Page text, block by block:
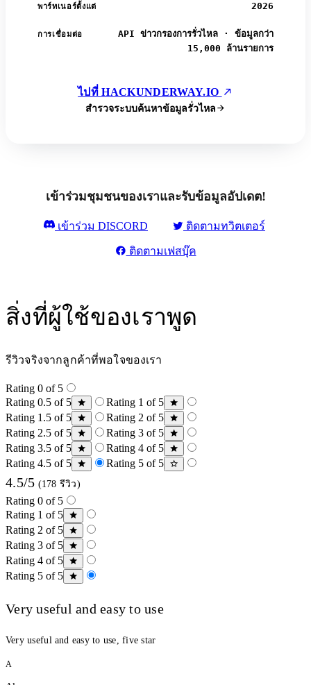
พาร์ทเนอร์ตั้งแต่ 2026
การเชื่อมต่อ
API ข่าวกรองการรั่วไหล · ข้อมูลกว่า
15,000 ล้านรายการ
ไปที่ HACKUNDERWAY.IO
สำรวจระบบค้นหาข้อมูลรั่วไหล
เข้าร่วมชุมชนของเราและรับข้อมูลอัปเดต!
เข้าร่วม DISCORD ติดตามทวิตเตอร์
ติดตามเฟสบุ๊ค
สิ่งที่ผู้ใช้ของเราพูด
รีวิวจริงจากลูกค้าที่พอใจของเรา
Rating 0 of 5
Rating 0.5 of 5
Rating 1 of 5
Rating 1.5 of 5
Rating 2 of 5
Rating 2.5 of 5
Rating 3 of 5
Rating 3.5 of 5
Rating 4 of 5
Rating 4.5 of 5
Rating 5 of 5
4.5/5 (178 รีวิว)
Rating 0 of 5
Rating 1 of 5
Rating 2 of 5
Rating 3 of 5
Rating 4 of 5
Rating 5 of 5
Very useful and easy to use
Very useful and easy to use, five star
A